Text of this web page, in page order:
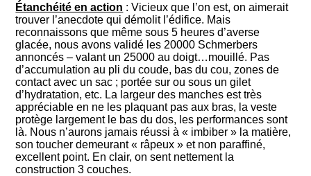
Étanchéité en action : Vicieux que l’on est, on aimerait
trouver l’anecdote qui démolit l’édifice. Mais
reconnaissons que même sous 5 heures d’averse
glacée, nous avons validé les 20000 Schmerbers
annoncés – valant un 25000 au doigt…mouillé. Pas
d’accumulation au pli du coude, bas du cou, zones de
contact avec un sac ; portée sur ou sous un gilet
d’hydratation, etc. La largeur des manches est très
appréciable en ne les plaquant pas aux bras, la veste
protège largement le bas du dos, les performances sont
là. Nous n’aurons jamais réussi à « imbiber » la matière,
son toucher demeurant « râpeux » et non paraffiné,
excellent point. En clair, on sent nettement la
construction 3 couches.